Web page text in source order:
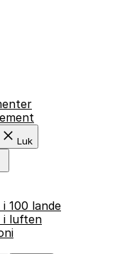
Luk
100 lande
i luften